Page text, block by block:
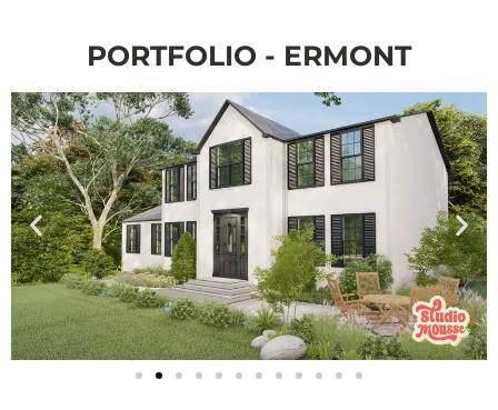
PORTFOLIO - ERMONT